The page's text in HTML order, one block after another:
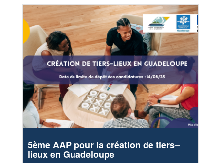
5ème AAP pour la création de tiers–
lieux en Guadeloupe